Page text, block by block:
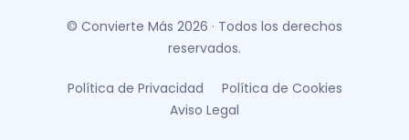
© Convierte Más 2026 · Todos los derechos
reservados.
Política de Privacidad
Política de Cookies
Aviso Legal